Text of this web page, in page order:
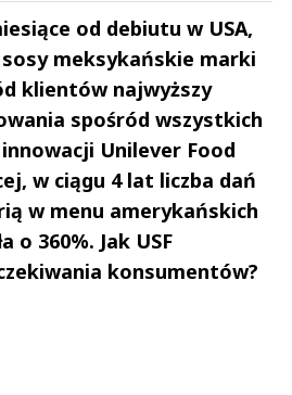
od debiutu w USA,
meksykańskie marki
klientów najwyższy
spośród wszystkich
Unilever Food
w ciągu 4 lat liczba dań
w menu amerykańskich
o 360%. Jak USF
konsumentów?